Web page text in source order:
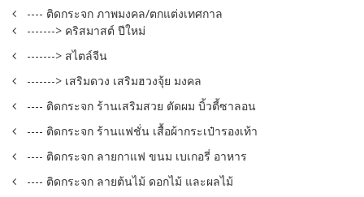
---- ติดกระจก ภาพมงคล/ตกแต่งเทศกาล
-------> คริสมาสต์ ปีใหม่
-------> สไตล์จีน
-------> เสริมดวง เสริมฮวงจุ้ย มงคล
---- ติดกระจก ร้านเสริมสวย ตัดผม บิ้วตี้ซาลอน
---- ติดกระจก ร้านแฟชั่น เสื้อผ้ากระเป๋ารองเท้า
---- ติดกระจก ลายกาแฟ ขนม เบเกอรี่ อาหาร
---- ติดกระจก ลายต้นไม้ ดอกไม้ และผลไม้